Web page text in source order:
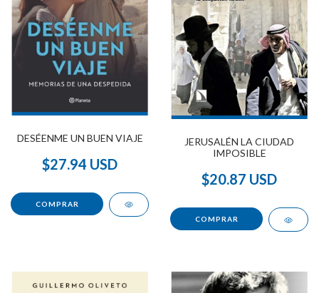
DESÉENME UN BUEN VIAJE
$27.94 USD
JERUSALÉN LA CIUDAD
IMPOSIBLE
$20.87 USD